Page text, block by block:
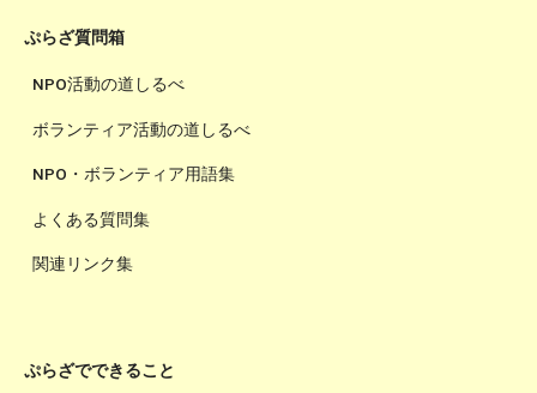
ぷらざ質問箱
NPO活動の道しるべ
ボランティア活動の道しるべ
NPO・ボランティア用語集
よくある質問集
関連リンク集
ぷらざでできること